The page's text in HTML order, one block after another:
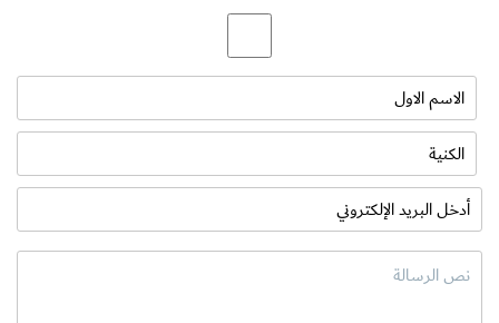
ملاحظة: من فضلك لا تعتبر هذه المدونة نصيحة طبية أو صحية، وذلك
إذا أعجبتك المدونة قدم لنا إعجاب أو مشاركة أو تعليق هنا: